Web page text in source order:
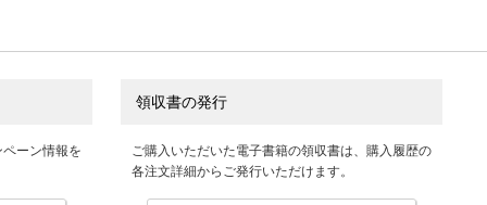
ーン情報を
領収書の発行
ご購入いただいた電子書籍の領収書は、購入履歴の
各注文詳細からご発行いただけます。